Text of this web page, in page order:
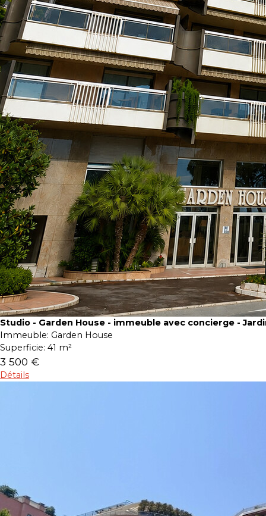
Studio - Garden House - immeuble avec concierge -
Immeuble: Garden House
Superficie: 41 m²
3 500 €
Détails